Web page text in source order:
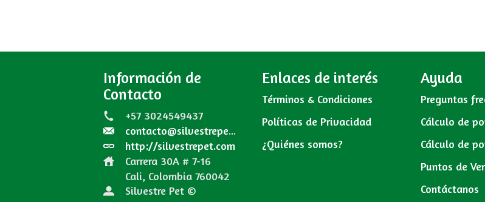
Información de
Contacto
+57 3024549437
contacto@silvestrepet.com
http://silvestrepet.com
Carrera 30A # 7-16
Cali, Colombia 760042
Silvestre Pet ©
Enlaces de interés
Términos & Condiciones
Políticas de Privacidad
¿Quiénes somos?
Ayuda
Preguntas
Cálculo de
Cálculo de
Puntos de
Contáctanos